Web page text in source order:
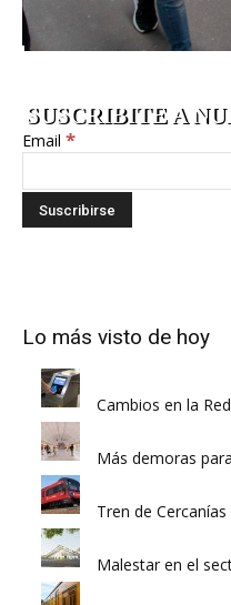
SUSCRIBITE A
Email *
Lo más visto de hoy
Cambios en la
Más demoras
Tren de
Malestar en el